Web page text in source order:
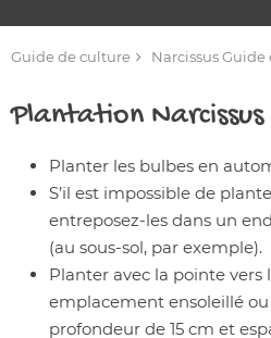
Guide de culture NarcissusGuide
Plantation Narcissus
Planter les bulbes en
S’il est impossible de
entreposez-les dans un
(au sous-sol, par exemple).
Planter avec la pointe vers
emplacement ensoleillé
profondeur de 15 cm et